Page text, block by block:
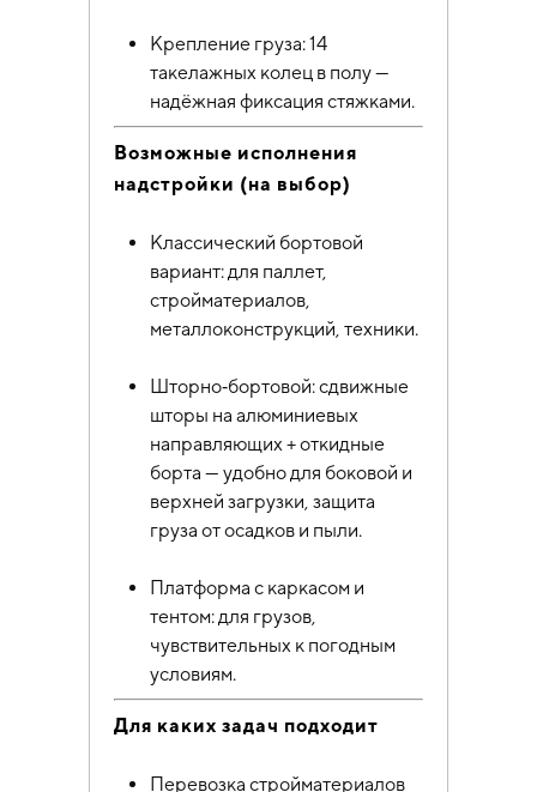
Крепление груза: 14
такелажных колец в полу —
надёжная фиксация стяжками.
Возможные исполнения
надстройки (на выбор)
Классический бортовой
вариант: для паллет,
стройматериалов,
металлоконструкций, техники.
Шторно‑бортовой: сдвижные
шторы на алюминиевых
направляющих + откидные
борта — удобно для боковой и
верхней загрузки, защита
груза от осадков и пыли.
Платформа с каркасом и
тентом: для грузов,
чувствительных к погодным
условиям.
Для каких задач подходит
Перевозка стройматериалов